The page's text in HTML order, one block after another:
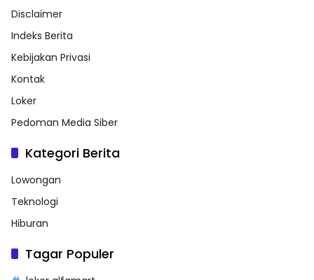
Disclaimer
Indeks Berita
Kebijakan Privasi
Kontak
Loker
Pedoman Media Siber
Kategori Berita
Lowongan
Teknologi
Hiburan
Tagar Populer